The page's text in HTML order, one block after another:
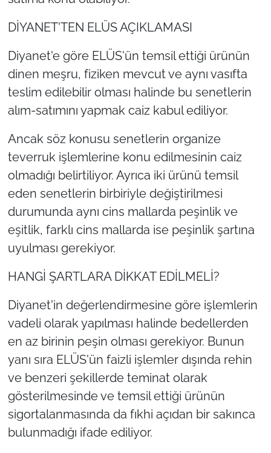
DİYANET'TEN ELÜS AÇIKLAMASI
Diyanet'e göre ELÜS'ün temsil ettiği ürünün
dinen meşru, fiziken mevcut ve aynı vasıfta
teslim edilebilir olması halinde bu senetlerin
alım-satımını yapmak caiz kabul ediliyor.
Ancak söz konusu senetlerin organize
teverruk işlemlerine konu edilmesinin caiz
olmadığı belirtiliyor. Ayrıca iki ürünü temsil
eden senetlerin birbiriyle değiştirilmesi
durumunda aynı cins mallarda peşinlik ve
eşitlik, farklı cins mallarda ise peşinlik şartına
uyulması gerekiyor.
HANGİ ŞARTLARA DİKKAT EDİLMELİ?
Diyanet'in değerlendirmesine göre işlemlerin
vadeli olarak yapılması halinde bedellerden
en az birinin peşin olması gerekiyor. Bunun
yanı sıra ELÜS'ün faizli işlemler dışında rehin
ve benzeri şekillerde teminat olarak
gösterilmesinde ve temsil ettiği ürünün
sigortalanmasında da fıkhi açıdan bir sakınca
bulunmadığı ifade ediliyor.